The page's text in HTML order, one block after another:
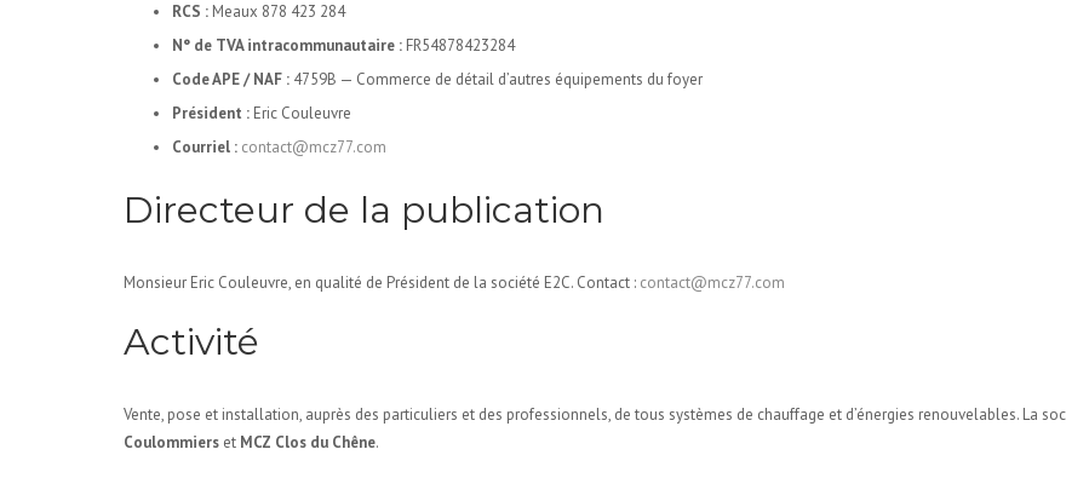
RCS : Meaux 878 423 284
N° de TVA intracommunautaire : FR54878423284
Code APE / NAF : 4759B — Commerce de détail d’autres équipements du foyer
Président : Eric Couleuvre
Courriel : contact@mcz77.com
Directeur de la publication
Monsieur Eric Couleuvre, en qualité de Président de la société E2C. Contact : contact@mcz77.com
Activité
Vente, pose et installation, auprès des particuliers et des professionnels, de tous systèmes de chauffage et d’énergies renouvelables. La
Coulommiers et MCZ Clos du Chêne.